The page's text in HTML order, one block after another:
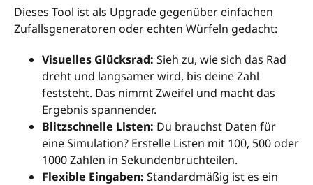
Dieses Tool ist als Upgrade gegenüber einfachen
Zufallsgeneratoren oder echten Würfeln gedacht:
Visuelles Glücksrad: Sieh zu, wie sich das Rad
dreht und langsamer wird, bis deine Zahl
feststeht. Das nimmt Zweifel und macht das
Ergebnis spannender.
Blitzschnelle Listen: Du brauchst Daten für
eine Simulation? Erstelle Listen mit 100, 500 oder
1000 Zahlen in Sekundenbruchteilen.
Flexible Eingaben: Standardmäßig ist es ein